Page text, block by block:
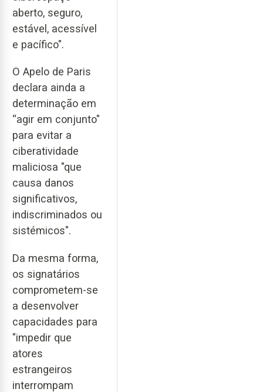
aberto, seguro,
estável, acessível
e pacífico".
O Apelo de Paris
declara ainda a
determinação em
“agir em conjunto"
para evitar a
ciberatividade
maliciosa "que
causa danos
significativos,
indiscriminados ou
sistémicos".
Da mesma forma,
os signatários
comprometem-se
a desenvolver
capacidades para
"impedir que
atores
estrangeiros
interrompam